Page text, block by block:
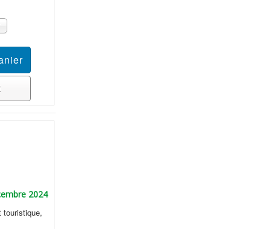
2024
touristique,